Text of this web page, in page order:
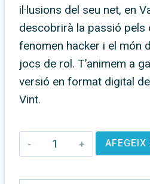
il·lusions del seu net, en
descobrirà la passió pels
fenomen hacker i el món
jocs de rol. T’animem a
versió en format digital
Vint.
quantitat
de
2dd20